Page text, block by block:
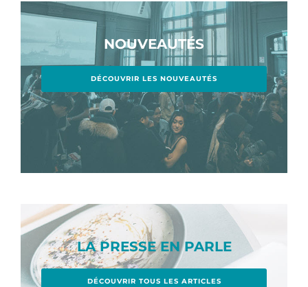
NOUVEAUTÉS
DÉCOUVRIR LES NOUVEAUTÉS
LA PRESSE EN PARLE
DÉCOUVRIR TOUS LES ARTICLES